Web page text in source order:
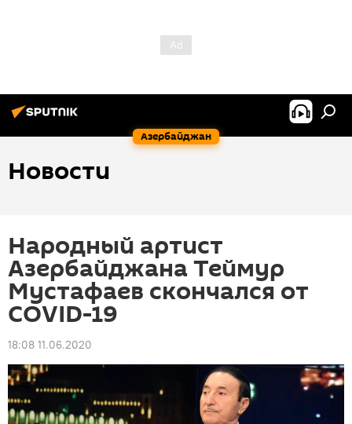
Азербайджан
Новости
Народный артист
Азербайджана Теймур
Мустафаев скончался от
COVID-19
18:08 11.06.2020